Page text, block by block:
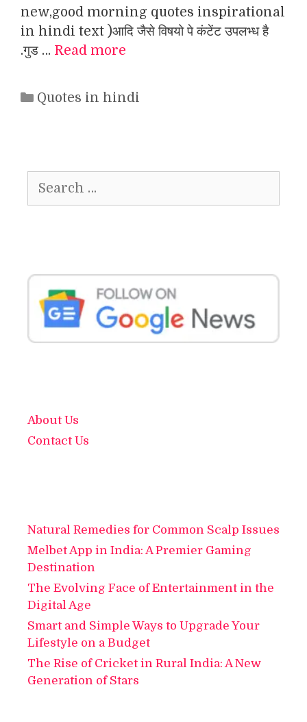
new,good morning quotes inspirational
in hindi text )आदि जैसे विषयो पे कंटेंट उपलभ्ध है
.गुड … Read more
Categories
Quotes in hindi
for:
About Us
Contact Us
Natural Remedies for Common Scalp Issues
Melbet App in India: A Premier Gaming
Destination
The Evolving Face of Entertainment in the
Digital Age
Smart and Simple Ways to Upgrade Your
Lifestyle on a Budget
The Rise of Cricket in Rural India: A New
Generation of Stars